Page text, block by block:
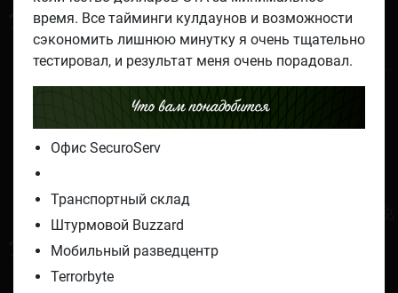
время. Все тайминги кулдаунов и возможности
сэкономить лишнюю минутку я очень тщательно
тестировал, и результат меня очень порадовал.
Что вам понадобится
Офис SecuroServ
Транспортный склад
Штурмовой Buzzard
Мобильный разведцентр
Terrorbyte